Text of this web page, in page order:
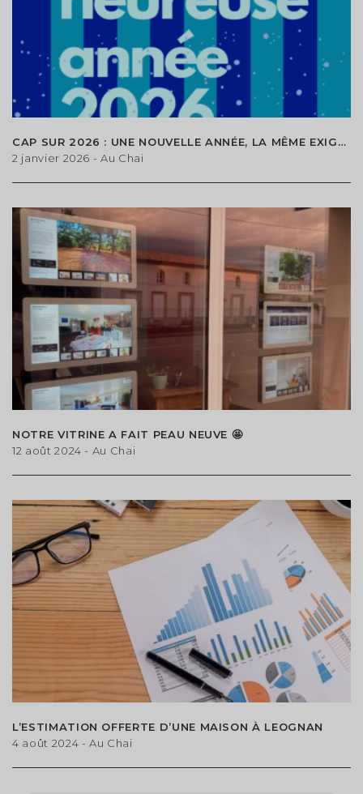
CAP SUR 2026 : UNE NOUVELLE ANNÉE, LA MÊME EXIGENCE À VOS CÔTÉS
2 janvier 2026 - Au Chai
NOTRE VITRINE A FAIT PEAU NEUVE 🤩
12 août 2024 - Au Chai
L’ESTIMATION OFFERTE D’UNE MAISON À LEOGNAN
4 août 2024 - Au Chai